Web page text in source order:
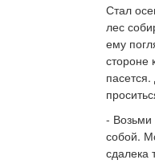
Стал
лес
ему
стороне
-
собой.
сдалека